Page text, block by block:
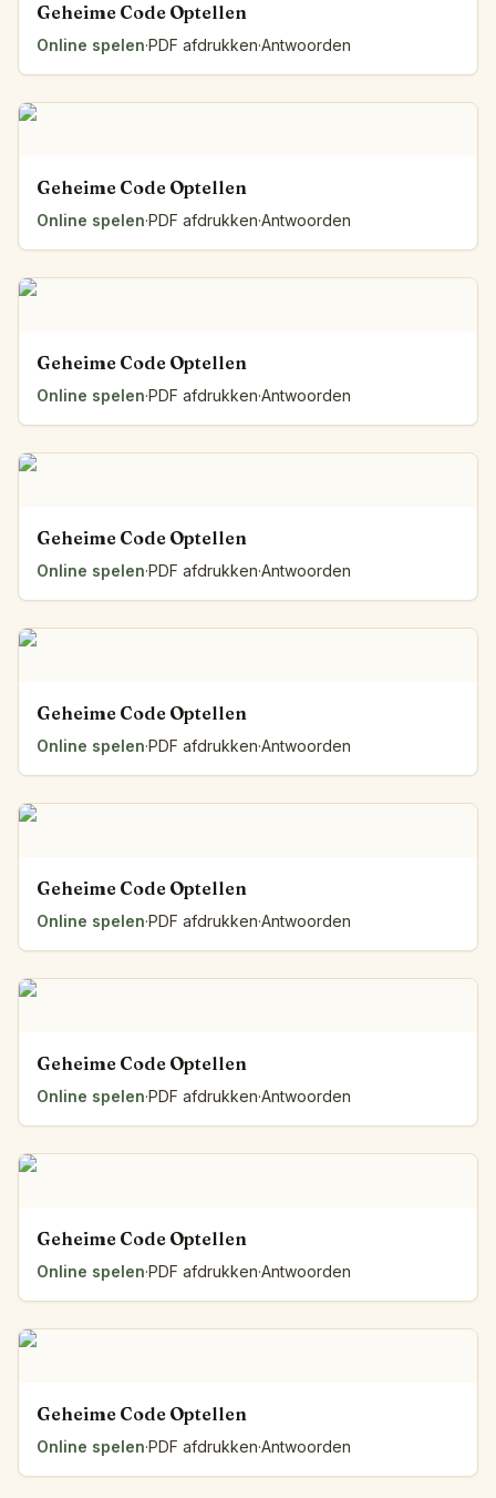
Geheime Code Optellen
Online spelen·PDF afdrukken·Antwoorden
Geheime Code Optellen
Online spelen·PDF afdrukken·Antwoorden
Geheime Code Optellen
Online spelen·PDF afdrukken·Antwoorden
Geheime Code Optellen
Online spelen·PDF afdrukken·Antwoorden
Geheime Code Optellen
Online spelen·PDF afdrukken·Antwoorden
Geheime Code Optellen
Online spelen·PDF afdrukken·Antwoorden
Geheime Code Optellen
Online spelen·PDF afdrukken·Antwoorden
Geheime Code Optellen
Online spelen·PDF afdrukken·Antwoorden
Geheime Code Optellen
Online spelen·PDF afdrukken·Antwoorden